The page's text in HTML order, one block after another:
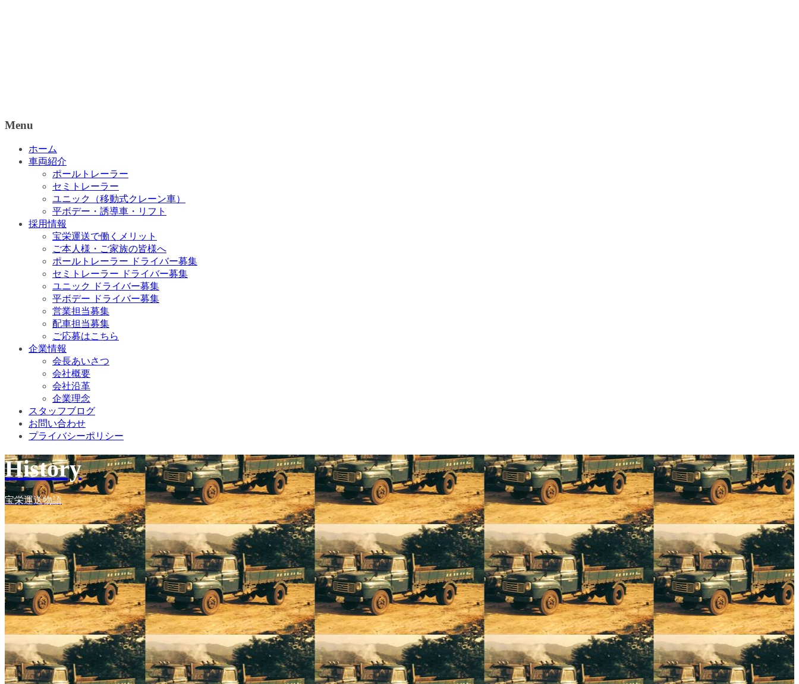
Menu
ホーム
車両紹介
ポールトレーラー
セミトレーラー
ユニック（移動式クレーン車）
平ボデー・誘導車・リフト
採用情報
宝栄運送で働くメリット
ご本人様・ご家族の皆様へ
ポールトレーラー ドライバー募集
セミトレーラー ドライバー募集
ユニック ドライバー募集
平ボデー ドライバー募集
営業担当募集
配車担当募集
ご応募はこちら
企業情報
会長あいさつ
会社概要
会社沿革
企業理念
スタッフブログ
お問い合わせ
プライバシーポリシー
History
宝栄運送物語